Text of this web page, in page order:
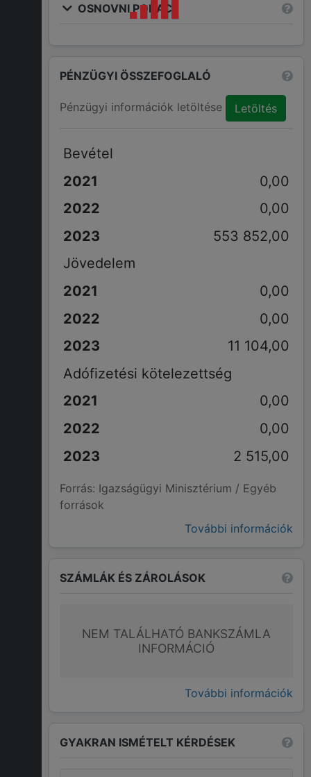
OSNOVNI PODACI
PÉNZÜGYI ÖSSZEFOGLALÓ
Pénzügyi információk letöltése Letöltés
Bevétel
0,00
0,00
553 852,00
Jövedelem
0,00
0,00
11 104,00
Adófizetési kötelezettség
0,00
0,00
2 515,00
Forrás: Igazságügyi Minisztérium / Egyéb
források
További információk
SZÁMLÁK ÉS ZÁROLÁSOK
NEM TALÁLHATÓ BANKSZÁMLA
INFORMÁCIÓ
További információk
GYAKRAN ISMÉTELT KÉRDÉSEK